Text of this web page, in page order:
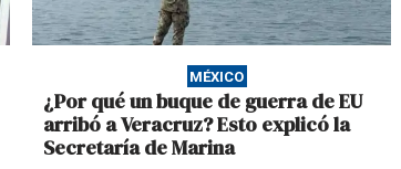
MÉXICO
¿Por qué un buque de guerra de EU
arribó a Veracruz? Esto explicó la
Secretaría de Marina